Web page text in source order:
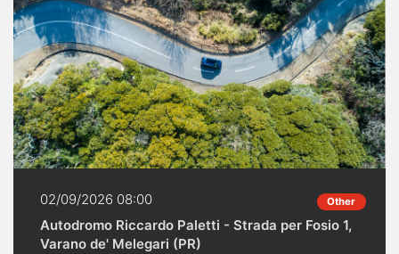
02/09/2026 08:00 Other
Autodromo Riccardo Paletti - Strada per Fosio 1,
Varano de' Melegari (PR)